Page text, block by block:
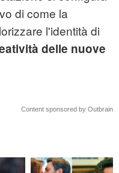
di come la
l'identità di
delle nuove
Content sponsored by Outbrain